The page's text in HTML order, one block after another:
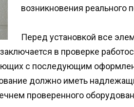
возникновения реального
Перед установкой все
в проверке
с последующим
должно иметь
проверенного